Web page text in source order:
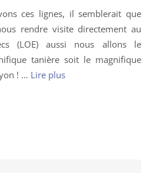
ces lignes, il semblerait que
rendre visite directement au
(LOE) aussi nous allons le
tanière soit le magnifique
! … Lire plus